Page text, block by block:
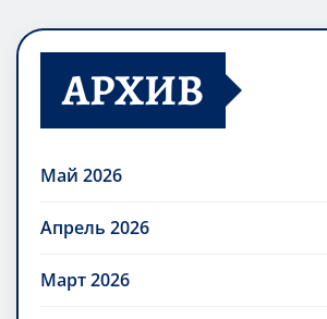
АРХИВ
Май 2026
Апрель 2026
Март 2026